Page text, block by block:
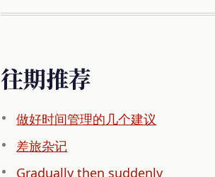
往期推荐
做好时间管理的几个建议
差旅杂记
Gradually then suddenly